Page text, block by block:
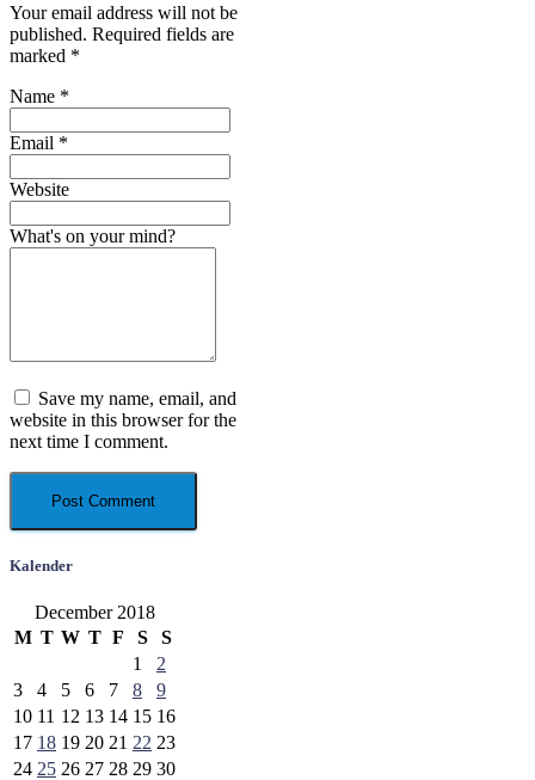
Your email address will not be
published. Required fields are
marked *
Name *
Email *
Website
What's on your mind?
Save my name, email, and
website in this browser for the
next time I comment.
Kalender
December 2018
M T W T F S
S
1
2
3
4 5 6 7 8
9
10 11 12 13 14 15 16
17 18 19 20 21 22 23
24 25 26 27 28 29 30